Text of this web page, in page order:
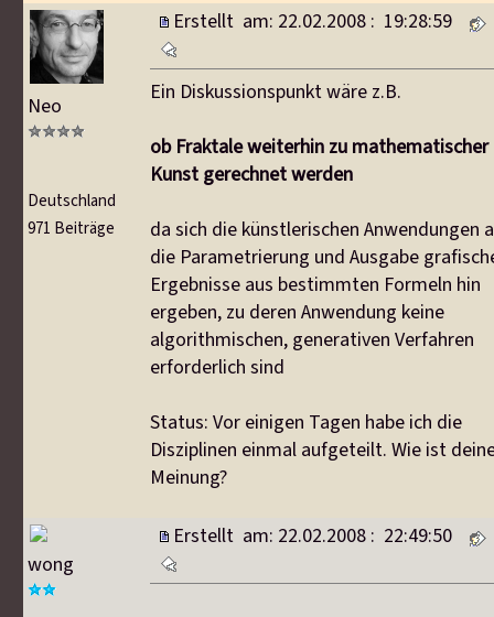
Neo
Deutschland
971 Beiträge
Erstellt am: 22.02.2008 : 19:28:59
Ein Diskussionspunkt wäre z.B.
ob Fraktale weiterhin zu mathematischer
Kunst gerechnet werden
da sich die künstlerischen Anwendungen
die Parametrierung und Ausgabe
Ergebnisse aus bestimmten Formeln hin
ergeben, zu deren Anwendung keine
algorithmischen, generativen Verfahren
erforderlich sind
Status: Vor einigen Tagen habe ich die
Disziplinen einmal aufgeteilt. Wie ist
Meinung?
wong
Erstellt am: 22.02.2008 : 22:49:50